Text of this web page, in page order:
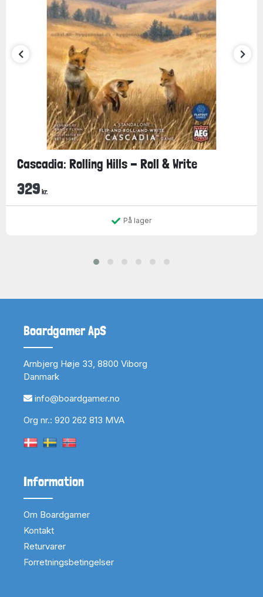
Cascadia: Rolling Hills - Roll & Write
329 kr.
På lager
Boardgamer ApS
Arnbjerg Høje 33, 8800 Viborg
Danmark
info@boardgamer.no
Org nr.: 920 262 813 MVA
Information
Om Boardgamer
Kontakt
Returvarer
Forretningsbetingelser